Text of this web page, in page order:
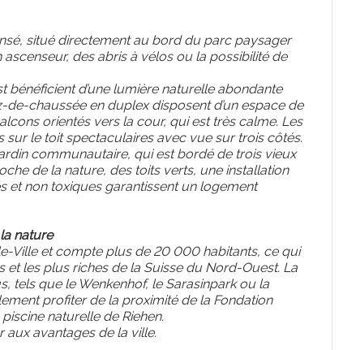
situé directement au bord du parc paysager
des abris à vélos ou la possibilité de
d’une lumière naturelle abondante
chaussée en duplex disposent d’un espace de
orientés vers la cour, qui est très calme. Les
le toit spectaculaires avec vue sur trois côtés.
communautaire, qui est bordé de trois vieux
de la nature, des toits verts, une installation
et non toxiques garantissent un logement
nature
Ville et compte plus de 20 000 habitants, ce qui
et les plus riches de la Suisse du Nord-Ouest. La
tels que le Wenkenhof, le Sarasinpark ou la
profiter de la proximité de la Fondation
naturelle de Riehen.
aux avantages de la ville.